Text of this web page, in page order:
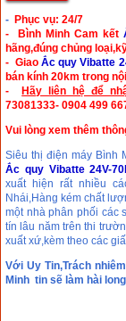
- Phục vụ: 24/7
- Bình Minh Cam kết
hãng,đúng chủng
- Giao Ắc quy Vibatte
bán kính 20km trong
-
Hãy liên hệ để
73081333- 0904 499
Vui lòng xem thêm
Siêu thị điện máy Bình
Ắc quy Vibatte 24V-
xuất hiện rất nhiều
Nhái,Hàng kém chất
một nhà phân phối các
tín lâu năm trên thi
xuất xứ,kèm theo các
Với Uy Tin,Trách
Minh tin sẽ làm hài